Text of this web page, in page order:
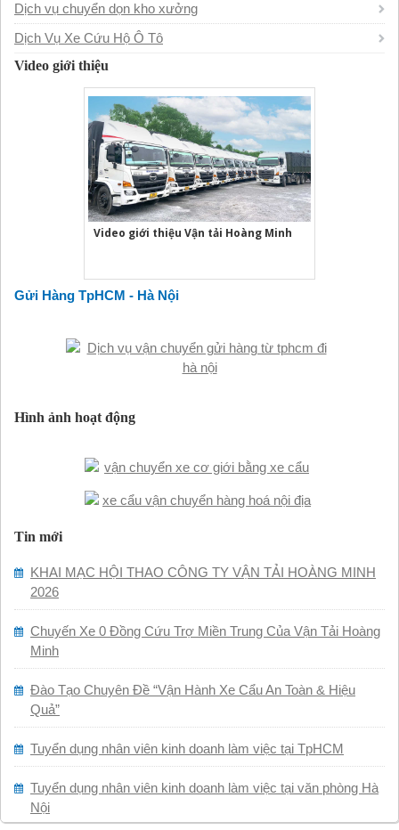
Dịch vụ chuyển dọn kho xưởng
Dịch Vụ Xe Cứu Hộ Ô Tô
Video giới thiệu
Video giới thiệu Vận tải Hoàng Minh
Gửi Hàng TpHCM - Hà Nội
Hình ảnh hoạt động
Tin mới
KHAI MẠC HỘI THAO CÔNG TY VẬN TẢI HOÀNG MINH
2026
Chuyến Xe 0 Đồng Cứu Trợ Miền Trung Của Vận Tải Hoàng
Minh
Đào Tạo Chuyên Đề “Vận Hành Xe Cẩu An Toàn & Hiệu
Quả”
Tuyển dụng nhân viên kinh doanh làm việc tại TpHCM
Tuyển dụng nhân viên kinh doanh làm việc tại văn phòng Hà
Nội